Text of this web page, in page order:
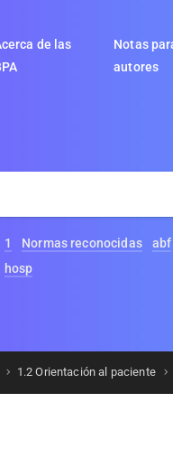
de las
Notas
autores
1 Normas reconocidas abf
hosp
1.2 Orientación al paciente